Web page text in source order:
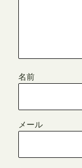
名前
メール